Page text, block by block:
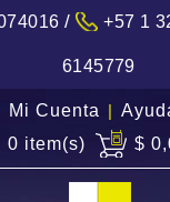
/ +57 1
6145779
Mi Cuenta |
0 item(s)
$